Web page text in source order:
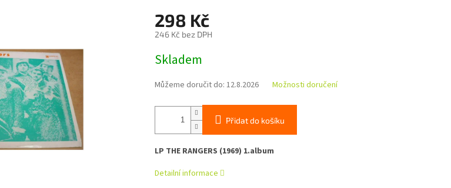
298 Kč
246 Kč bez DPH
cena:
Skladem
Můžeme doručit do: 12.8.2026 Možnosti doručení
Přidat do košíku
LP THE RANGERS (1969) 1.album
Detailní informace